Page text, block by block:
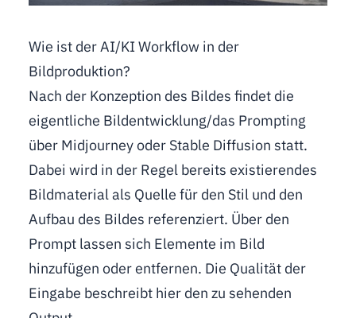
Wie ist der AI/KI Workflow in der
Bildproduktion?
Nach der Konzeption des Bildes findet die
eigentliche Bildentwicklung/das Prompting
über Midjourney oder Stable Diffusion statt.
Dabei wird in der Regel bereits existierendes
Bildmaterial als Quelle für den Stil und den
Aufbau des Bildes referenziert. Über den
Prompt lassen sich Elemente im Bild
hinzufügen oder entfernen. Die Qualität der
Eingabe beschreibt hier den zu sehenden